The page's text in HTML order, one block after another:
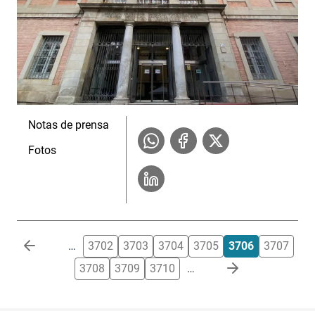
Notas de prensa
Fotos
Paginación … 3702 3703 3704 3705 3706
3707
3708
3709 3710 …